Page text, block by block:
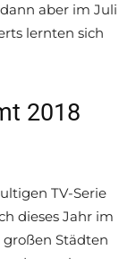
aber im Juli
lernten sich
2018
TV-Serie
dieses Jahr im
großen Städten